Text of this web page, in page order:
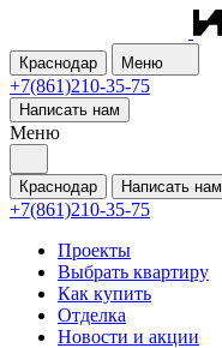
Краснодар Меню
+7(861)210-35-75
Написать нам
Меню
Краснодар Написать нам
+7(861)210-35-75
Проекты
Выбрать квартиру
Как купить
Отделка
Новости и акции